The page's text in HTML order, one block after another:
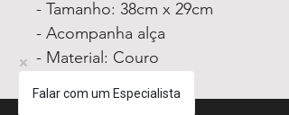
- Tamanho: 38cm x 29cm
- Acompanha alça
- Material: Couro
Falar com um Especialista